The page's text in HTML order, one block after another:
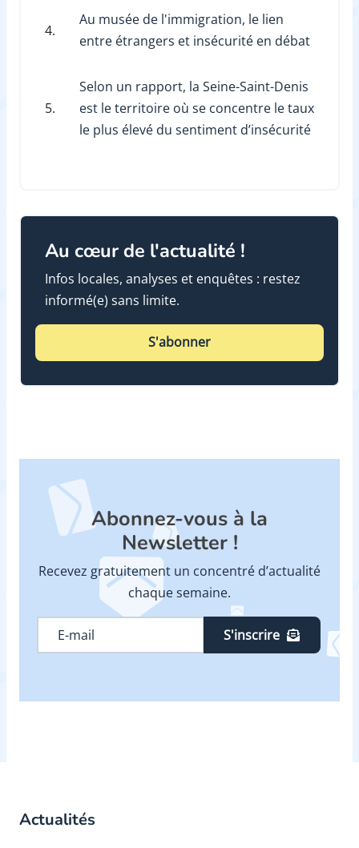
4.
Au musée de l'immigration, le lien
entre étrangers et insécurité en débat
5.
Selon un rapport, la Seine-Saint-Denis
est le territoire où se concentre le taux
le plus élevé du sentiment d’insécurité
Au cœur de l'actualité !
Infos locales, analyses et enquêtes : restez
informé(e) sans limite.
S'abonner
Abonnez-vous à la
Newsletter !
Recevez gratuitement un concentré d’actualité
chaque semaine.
S'inscrire
Actualités